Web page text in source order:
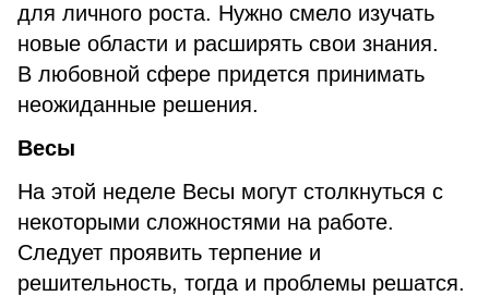
для личного роста. Нужно смело изучать
новые области и расширять свои знания.
В любовной сфере придется принимать
неожиданные решения.
Весы
На этой неделе Весы могут столкнуться с
некоторыми сложностями на работе.
Следует проявить терпение и
решительность, тогда и проблемы решатся.